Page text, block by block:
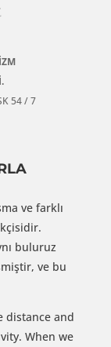
54 / 7
ve farklı
buluruz
ve bu
distance and
When we